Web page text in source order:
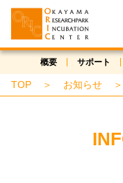
概要 サポート
TOP ＞ お知らせ ＞